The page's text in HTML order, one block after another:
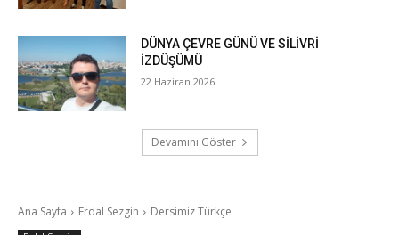
DÜNYA ÇEVRE GÜNÜ VE SİLİVRİ
İZDÜŞÜMÜ
22 Haziran 2026
Devamını Göster